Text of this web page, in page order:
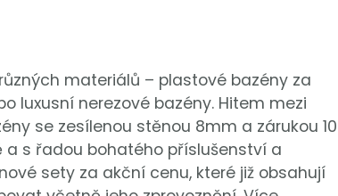
materiálů – plastové bazény za
luxusní nerezové bazény. Hitem mezi
se zesílenou stěnou 8mm a zárukou 10
s řadou bohatého příslušenství a
sety za akční cenu, které již obsahují